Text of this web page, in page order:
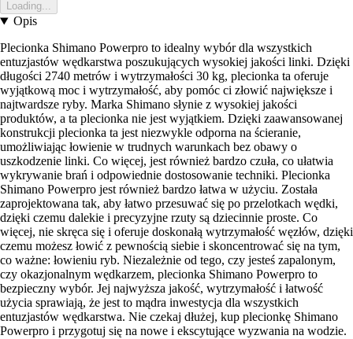
Loading...
Opis
Plecionka Shimano Powerpro to idealny wybór dla wszystkich
entuzjastów wędkarstwa poszukujących wysokiej jakości linki. Dzięki
długości 2740 metrów i wytrzymałości 30 kg, plecionka ta oferuje
wyjątkową moc i wytrzymałość, aby pomóc ci złowić największe i
najtwardsze ryby. Marka Shimano słynie z wysokiej jakości
produktów, a ta plecionka nie jest wyjątkiem. Dzięki zaawansowanej
konstrukcji plecionka ta jest niezwykle odporna na ścieranie,
umożliwiając łowienie w trudnych warunkach bez obawy o
uszkodzenie linki. Co więcej, jest również bardzo czuła, co ułatwia
wykrywanie brań i odpowiednie dostosowanie techniki. Plecionka
Shimano Powerpro jest również bardzo łatwa w użyciu. Została
zaprojektowana tak, aby łatwo przesuwać się po przelotkach wędki,
dzięki czemu dalekie i precyzyjne rzuty są dziecinnie proste. Co
więcej, nie skręca się i oferuje doskonałą wytrzymałość węzłów, dzięki
czemu możesz łowić z pewnością siebie i skoncentrować się na tym,
co ważne: łowieniu ryb. Niezależnie od tego, czy jesteś zapalonym,
czy okazjonalnym wędkarzem, plecionka Shimano Powerpro to
bezpieczny wybór. Jej najwyższa jakość, wytrzymałość i łatwość
użycia sprawiają, że jest to mądra inwestycja dla wszystkich
entuzjastów wędkarstwa. Nie czekaj dłużej, kup plecionkę Shimano
Powerpro i przygotuj się na nowe i ekscytujące wyzwania na wodzie.